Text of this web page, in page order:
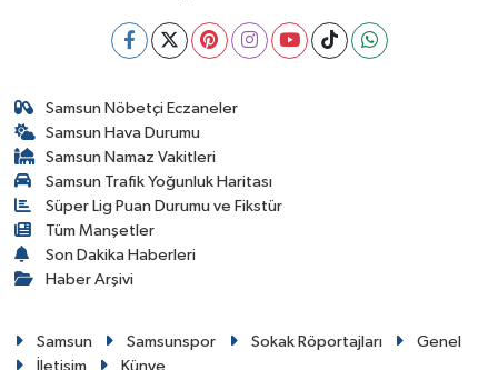
Samsun Nöbetçi Eczaneler
Samsun Hava Durumu
Samsun Namaz Vakitleri
Samsun Trafik Yoğunluk Haritası
Süper Lig Puan Durumu ve Fikstür
Tüm Manşetler
Son Dakika Haberleri
Haber Arşivi
Samsun Samsunspor Sokak Röportajları
Genel
İletişim
Künye